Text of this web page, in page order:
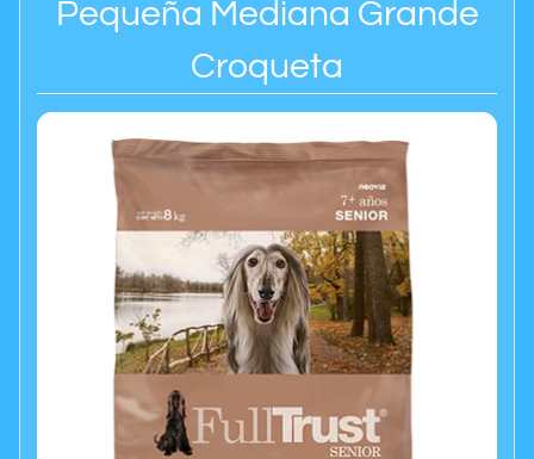
Pequeña Mediana Grande
Croqueta